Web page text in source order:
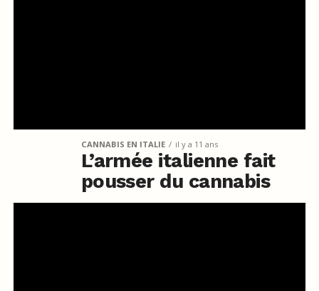
CANNABIS EN ITALIE il y a 11 ans
L’armée italienne fait
pousser du cannabis